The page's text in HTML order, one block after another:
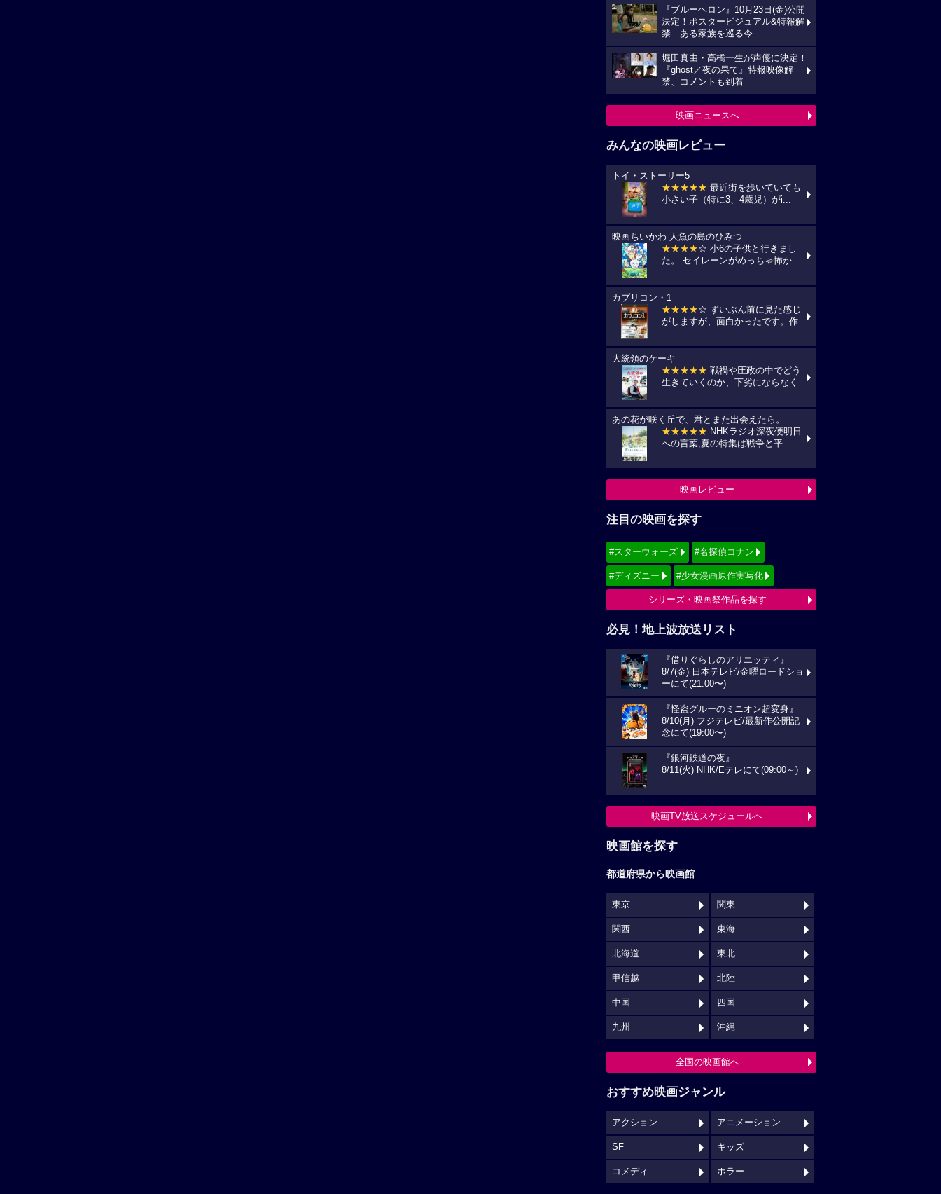
『ブルーヘロン』10月23日(金)公開
決定！ポスタービジュアル&特報解
禁―ある家族を巡る今...
堀田真由・高橋一生が声優に決定！
『ghost／夜の果て』特報映像解
禁、コメントも到着
映画ニュースへ
みんなの映画レビュー
トイ・ストーリー5
★★★★★ 最近街を歩いていても
小さい子（特に3、4歳児）がi...
映画ちいかわ 人魚の島のひみつ
★★★★☆ 小6の子供と行きまし
た。 セイレーンがめっちゃ怖か...
カプリコン・1
★★★★☆ ずいぶん前に見た感じ
がしますが、面白かったです。作...
大統領のケーキ
★★★★★ 戦禍や圧政の中でどう
生きていくのか、下劣にならなく...
あの花が咲く丘で、君とまた出会えたら。
★★★★★ NHKラジオ深夜便明日
への言葉,夏の特集は戦争と平...
映画レビュー
注目の映画を探す
#スターウォーズ #名探偵コナン
#ディズニー #少女漫画原作実写化
シリーズ・映画祭作品を探す
必見！地上波放送リスト
『借りぐらしのアリエッティ』
8/7(金) 日本テレビ/金曜ロードショ
ーにて(21:00〜)
『怪盗グルーのミニオン超変身』
8/10(月) フジテレビ/最新作公開記
念にて(19:00〜)
『銀河鉄道の夜』
8/11(火) NHK/Eテレにて(09:00～)
映画TV放送スケジュールへ
映画館を探す
都道府県から映画館
東京 関東
関西 東海
北海道 東北
甲信越 北陸
中国 四国
九州 沖縄
全国の映画館へ
おすすめ映画ジャンル
アクション アニメーション
SF キッズ
コメディ ホラー